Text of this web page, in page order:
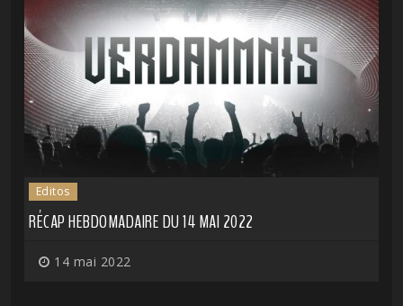
Editos
RÉCAP HEBDOMADAIRE DU 14 MAI 2022
14 mai 2022